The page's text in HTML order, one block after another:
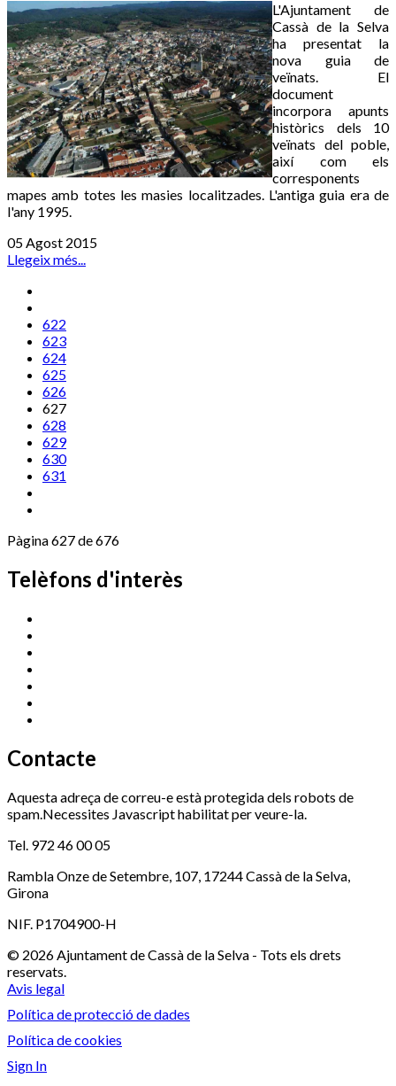
L'Ajuntament de
Cassà de la Selva
ha presentat la
nova guia de
veïnats. El
document
incorpora apunts
històrics dels 10
veïnats del poble,
així com els
corresponents
mapes amb totes les masies localitzades. L'antiga guia era de
l'any 1995.
05 Agost 2015
Llegeix més...
622
623
624
625
626
627
628
629
630
631
Pàgina 627 de 676
Telèfons d'interès
Contacte
Aquesta adreça de correu-e està protegida dels robots de
spam.Necessites Javascript habilitat per veure-la.
Tel. 972 46 00 05
Rambla Onze de Setembre, 107, 17244 Cassà de la Selva,
Girona
NIF. P1704900-H
© 2026 Ajuntament de Cassà de la Selva - Tots els drets
reservats.
Avis legal
Política de protecció de dades
Política de cookies
Sign In